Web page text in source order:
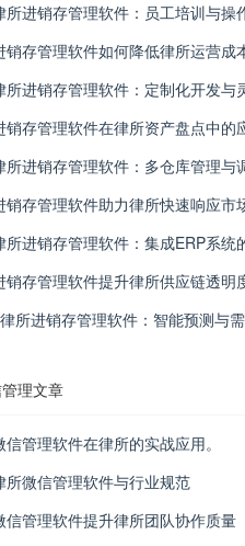
所进销存管理软件：员工培训与操
销存管理软件如何降低律所运营成
所进销存管理软件：定制化开发与
销存管理软件在律所资产盘点中的
所进销存管理软件：多仓库管理与
销存管理软件助力律所快速响应市
所进销存管理软件：集成ERP系统
销存管理软件提升律所供应链透明
律所进销存管理软件：智能预测与
理文章
信管理软件在律所的实战应用。
所微信管理软件与行业规范
信管理软件提升律所团队协作质量